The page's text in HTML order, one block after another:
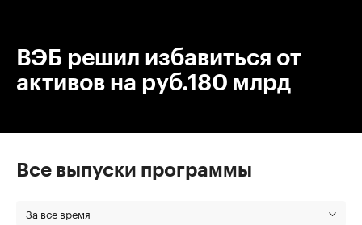
ВЭБ решил избавиться от
активов на руб.180 млрд
Все выпуски программы
За все время